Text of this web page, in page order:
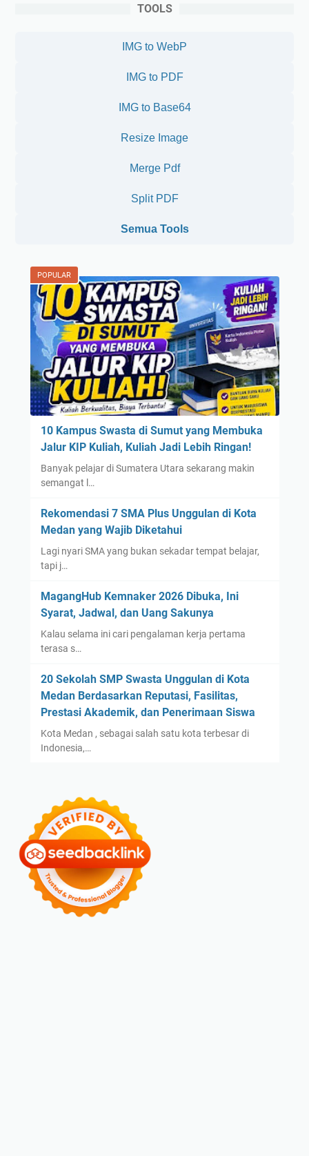
TOOLS
IMG to WebP
IMG to PDF
IMG to Base64
Resize Image
Merge Pdf
Split PDF
Semua Tools
POPULAR
10 Kampus Swasta di Sumut yang Membuka
Jalur KIP Kuliah, Kuliah Jadi Lebih Ringan!
Banyak pelajar di Sumatera Utara sekarang makin
semangat l…
Rekomendasi 7 SMA Plus Unggulan di Kota
Medan yang Wajib Diketahui
Lagi nyari SMA yang bukan sekadar tempat belajar,
tapi j…
MagangHub Kemnaker 2026 Dibuka, Ini
Syarat, Jadwal, dan Uang Sakunya
Kalau selama ini cari pengalaman kerja pertama
terasa s…
20 Sekolah SMP Swasta Unggulan di Kota
Medan Berdasarkan Reputasi, Fasilitas,
Prestasi Akademik, dan Penerimaan Siswa
Kota Medan , sebagai salah satu kota terbesar di
Indonesia,…